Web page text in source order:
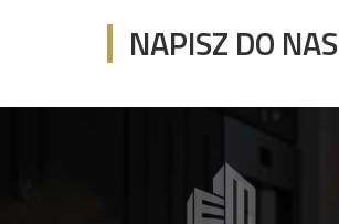
NAPISZ DO NAS